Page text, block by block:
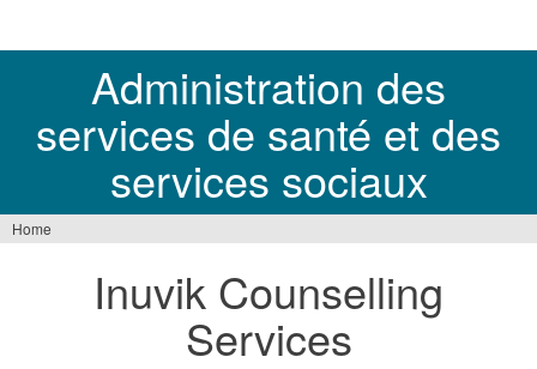
Administration des
services de santé et des
services sociaux
Home
Inuvik Counselling
Services